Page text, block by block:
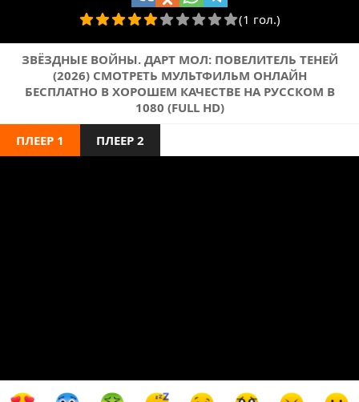
(1 гол.)
ЗВЁЗДНЫЕ ВОЙНЫ. ДАРТ МОЛ: ПОВЕЛИТЕЛЬ ТЕНЕЙ
(2026) СМОТРЕТЬ МУЛЬТФИЛЬМ ОНЛАЙН
БЕСПЛАТНО В ХОРОШЕМ КАЧЕСТВЕ НА РУССКОМ В
1080 (FULL HD)
ПЛЕЕР 1 ПЛЕЕР 2